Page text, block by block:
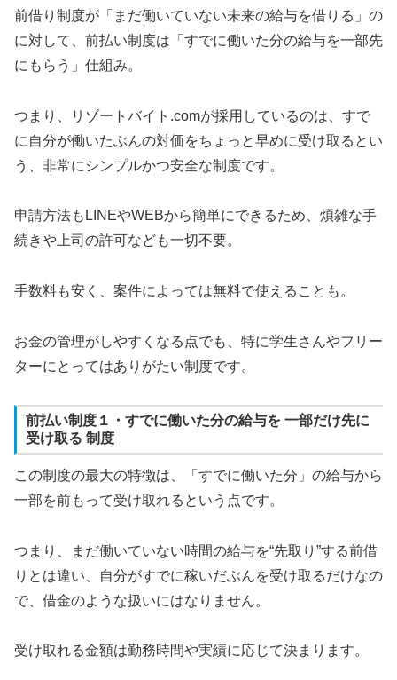
前借り制度が「まだ働いていない未来の給与を借りる」の
に対して、前払い制度は「すでに働いた分の給与を一部先
にもらう」仕組み。
つまり、リゾートバイト.comが採用しているのは、すで
に自分が働いたぶんの対価をちょっと早めに受け取るとい
う、非常にシンプルかつ安全な制度です。
申請方法もLINEやWEBから簡単にできるため、煩雑な手
続きや上司の許可なども一切不要。
手数料も安く、案件によっては無料で使えることも。
お金の管理がしやすくなる点でも、特に学生さんやフリー
ターにとってはありがたい制度です。
前払い制度１・すでに働いた分の給与を 一部だけ先に
受け取る 制度
この制度の最大の特徴は、「すでに働いた分」の給与から
一部を前もって受け取れるという点です。
つまり、まだ働いていない時間の給与を“先取り”する前借
りとは違い、自分がすでに稼いだぶんを受け取るだけなの
で、借金のような扱いにはなりません。
受け取れる金額は勤務時間や実績に応じて決まります。